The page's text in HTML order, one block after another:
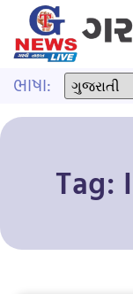
ભાષા:
Tag: